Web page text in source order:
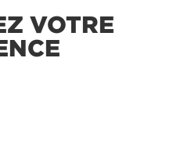
VOTRE